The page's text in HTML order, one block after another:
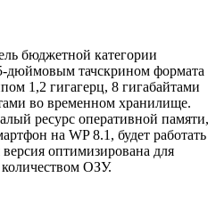
бюджетной категории
дюймовым тачскрином формата
1,2 гигагерц, 8 гигабайтами
во временном хранилище.
ресурс оперативной памяти,
на WP 8.1, будет работать
версия оптимизирована для
ОЗУ.